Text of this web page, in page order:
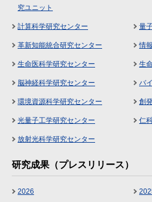
究ユニット
計算科学研究センター 量
革新知能統合研究センター 情
生命医科学研究センター 生
脳神経科学研究センター バ
環境資源科学研究センター 創
光量子工学研究センター 仁
放射光科学研究センター
研究成果（プレスリリース）
2026